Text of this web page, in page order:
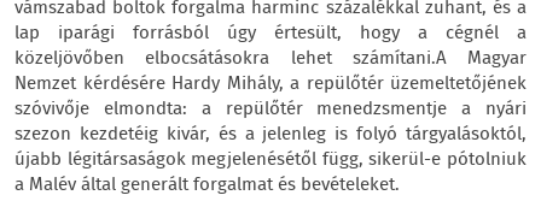
vámszabad boltok forgalma harminc százalékkal zuhant, és a
lap iparági forrásból úgy értesült, hogy a cégnél a
közeljövőben elbocsátásokra lehet számítani.A Magyar
Nemzet kérdésére Hardy Mihály, a repülőtér üzemeltetőjének
szóvivője elmondta: a repülőtér menedzsmentje a nyári
szezon kezdetéig kivár, és a jelenleg is folyó tárgyalásoktól,
újabb légitársaságok megjelenésétől függ, sikerül-e pótolniuk
a Malév által generált forgalmat és bevételeket.